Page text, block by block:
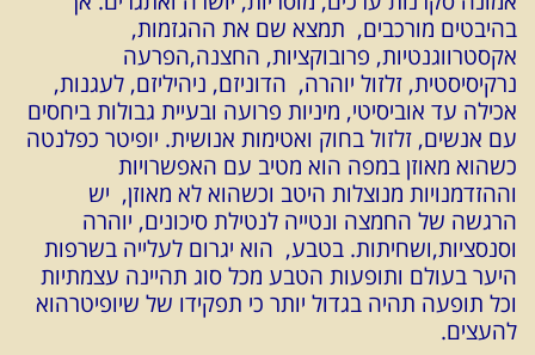
בהיבטים מורכבים, תמצא שם את ההגזמות,
אקסטרווגנטיות, פרובוקציות, החצנה,הפרעה
נרקיסיסטית, זלזול יוהרה, הדוניזם, ניהיליזם, לעגנות,
אכילה עד אוביסיטי, מיניות פרועה ובעיית גבולות ביחסים
עם אנשים, זלזול בחוק ואטימות אנושית. יופיטר כפלנטה
כשהוא מאוזן במפה הוא מטיב עם האפשרויות
וההזדמנויות מנוצלות היטב וכשהוא לא מאוזן, יש
הרגשה של החמצה ונטייה לנטילת סיכונים, יוהרה
וסנסציות,ושחיתות. בטבע, הוא יגרום לעלייה בשרפות
היער בעולם ותופעות הטבע מכל סוג תהיינה עצמתיות
וכל תופעה תהיה בגדול יותר כי תפקידו של שיופיטרהוא
להעצים.